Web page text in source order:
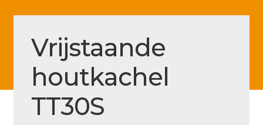
Klantenservice
Betaalmethode
Mijn account
Vrijstaande
houtkachel
TT30S